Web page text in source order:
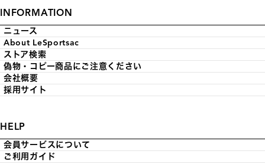
INFORMATION
ニュース
About LeSportsac
ストア検索
偽物・コピー商品にご注意ください
会社概要
採用サイト
HELP
会員サービスについて
ご利用ガイド